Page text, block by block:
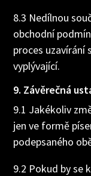
8.3 Nedílnou
obchodní
proces uzavírání
vyplývající.
9. Závěrečná
9.1 Jakékoliv
jen ve formě
podepsaného
9.2 Pokud by se